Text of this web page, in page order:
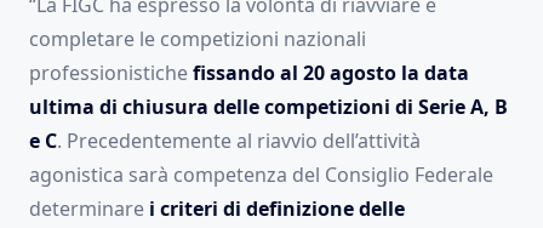
completare le competizioni nazionali
professionistichefissando al 20 agosto la data
ultima di chiusura delle competizioni di Serie A, B
e C. Precedentemente al riavvio dell’attività
agonistica sarà competenza del Consiglio Federale
determinare i criteri di definizione delle